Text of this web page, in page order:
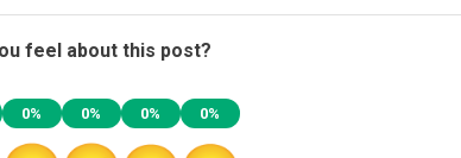
feel about this post?
0% 0% 0% 0%